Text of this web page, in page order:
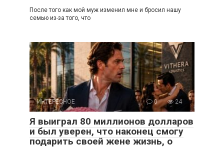
После того как мой муж изменил мне и бросил нашу
семью из-за того, что
ИНТЕРЕСНОЕ 0 24
Я выиграл 80 миллионов долларов
и был уверен, что наконец смогу
подарить своей жене жизнь, о